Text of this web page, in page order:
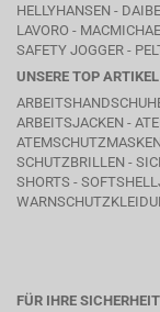
HELLYHANSEN -
LAVORO -
SAFETY JOGGER -
UNSERE TOP
ARBEITSJACKEN -
SCHUTZBRILLEN -
SHORTS -
FÜR IHRE